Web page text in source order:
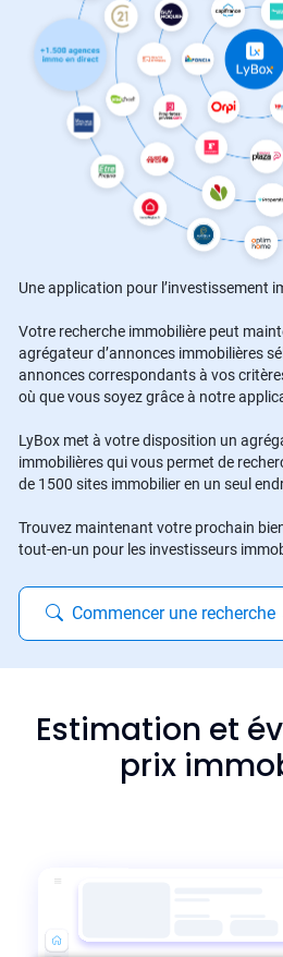
Une application pour l’investissement
Votre recherche immobilière peut
agrégateur d’annonces immobilières
annonces correspondants à vos
où que vous soyez grâce à notre
LyBox met à votre disposition un
immobilières qui vous permet de
de 1500 sites immobilier en un seul
Trouvez maintenant votre prochain
tout-en-un pour les investisseurs
Commencer une recherche
Estimation et
prix